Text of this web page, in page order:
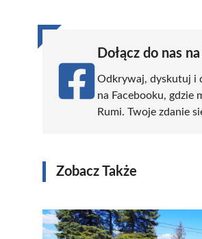
Dołącz do nas
Odkrywaj, dyskutuj i
na Facebooku, gdzie
Rumi. Twoje zdanie
Zobacz Także